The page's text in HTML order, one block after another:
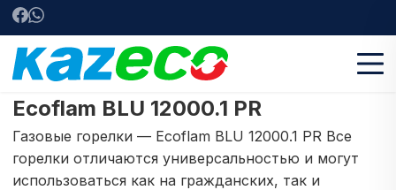
Ecoflam BLU 12000.1 PR
Газовые горелки — Ecoflam BLU 12000.1 PR Все
горелки отличаются универсальностью и могут
использоваться как на гражданских, так и